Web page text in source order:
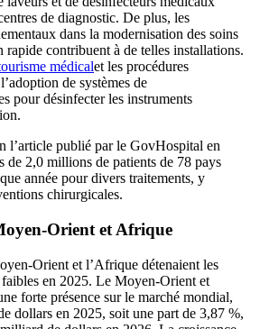
de diagnostic. De plus, les
dans la modernisation des soins
rapide contribuent à de telles installations.
médicalet les procédures
de systèmes de
pour désinfecter les instruments
l’article publié par le GovHospital en
de 2,0 millions de patients de 78 pays
année pour divers traitements, y
chirurgicales.
Orient et Afrique
Orient et l’Afrique détenaient les
faibles en 2025. Le Moyen-Orient et
forte présence sur le marché mondial,
dollars en 2025, soit une part de 3,87 %,